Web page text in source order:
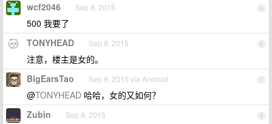
5
wcf2046 Sep 8, 2015
500 我要了
6
TONYHEAD Sep 8, 2015
注意，楼主是女的。
7
BigEarsTao Sep 9, 2015 via Android
@TONYHEAD 哈哈，女的又如何？
8
Zubin Sep 9, 2015